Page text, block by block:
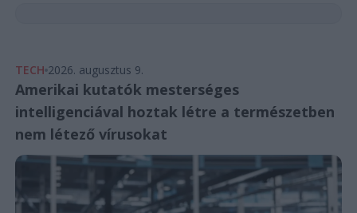
TECH 2026. augusztus 9.
Amerikai kutatók mesterséges
intelligenciával hoztak létre a természetben
nem létező vírusokat